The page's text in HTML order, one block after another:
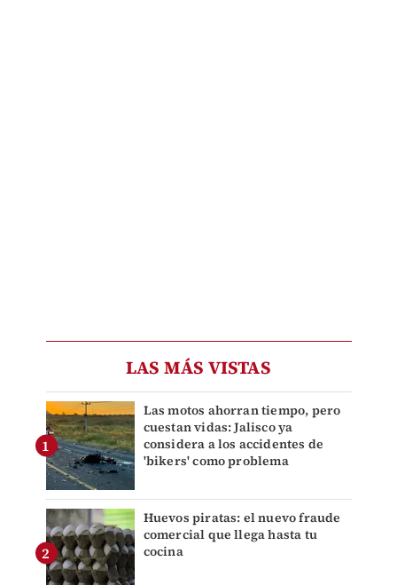
LAS MÁS VISTAS
Las motos ahorran tiempo, pero
cuestan vidas: Jalisco ya
considera a los accidentes de
'bikers' como problema
Huevos piratas: el nuevo fraude
comercial que llega hasta tu
cocina